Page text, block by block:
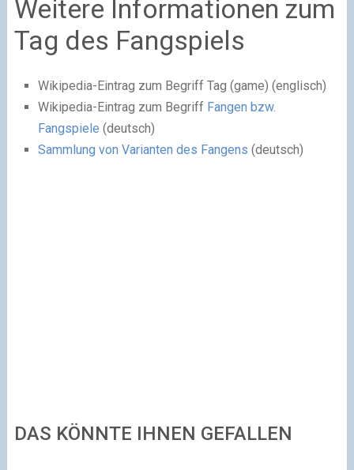
Weitere Informationen zum
Tag des Fangspiels
Wikipedia-Eintrag zum Begriff Tag (game) (englisch)
Wikipedia-Eintrag zum Begriff Fangen bzw.
Fangspiele (deutsch)
Sammlung von Varianten des Fangens (deutsch)
DAS KÖNNTE IHNEN GEFALLEN